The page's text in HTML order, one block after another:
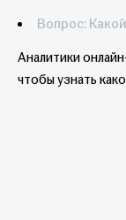
Вопрос:
Аналитики
чтобы узнать